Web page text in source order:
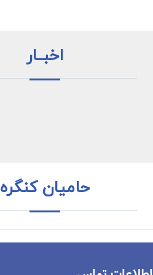
اخبــار
حامیان کنگره